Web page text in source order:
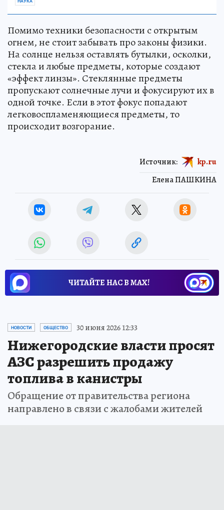
Помимо техники безопасности с открытым
огнем, не стоит забывать про законы физики.
На солнце нельзя оставлять бутылки, осколки,
стекла и любые предметы, которые создают
«эффект линзы». Стеклянные предметы
пропускают солнечные лучи и фокусируют их в
одной точке. Если в этот фокус попадают
легковоспламеняющиеся предметы, то
происходит возгорание.
Елена ПАШКИНА
Источник: kp.ru
ЧИТАЙТЕ НАС В МАХ!
НОВОСТИ ОБЩЕСТВО 30 июня 2026 12:33
Нижегородские власти просят
АЗС разрешить продажу
топлива в канистры
Обращение от правительства региона
направлено в связи с жалобами жителей